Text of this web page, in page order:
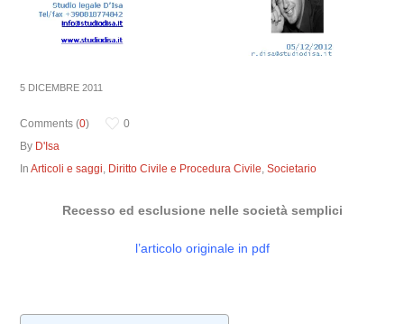
5 DICEMBRE 2011
Comments (0)
0
By D'Isa
InArticoli e saggi, Diritto Civile e Procedura Civile,Societario
Recesso ed esclusione nelle società semplici
l’articolo originale in pdf